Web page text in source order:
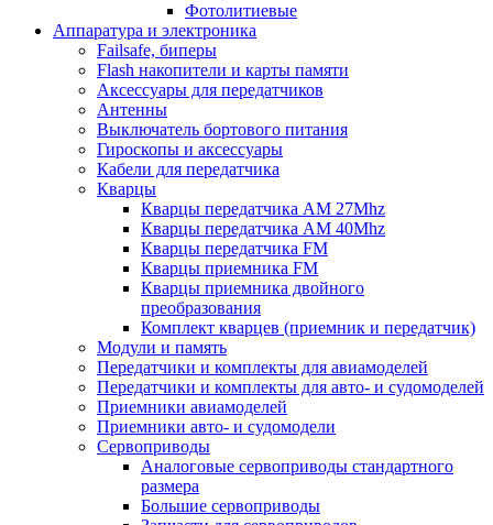
Фотолитиевые
Аппаратура и электроника
Failsafe, биперы
Flash накопители и карты памяти
Аксессуары для передатчиков
Антенны
Выключатель бортового питания
Гироскопы и аксессуары
Кабели для передатчика
Кварцы
Кварцы передатчика AM 27Mhz
Кварцы передатчика AM 40Mhz
Кварцы передатчика FM
Кварцы приемника FM
Кварцы приемника двойного
преобразования
Комплект кварцев (приемник и передатчик)
Модули и память
Передатчики и комплекты для авиамоделей
Передатчики и комплекты для авто- и судомоделей
Приемники авиамоделей
Приемники авто- и судомодели
Сервоприводы
Аналоговые сервоприводы стандартного
размера
Большие сервоприводы